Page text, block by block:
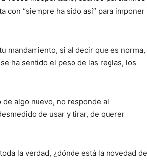
con “siempre ha sido así” para imponer
mandamiento, si al decir que es norma,
ha sentido el peso de las reglas, los
algo nuevo, no responde al
de usar y tirar, de querer
la verdad, ¿dónde está la novedad de